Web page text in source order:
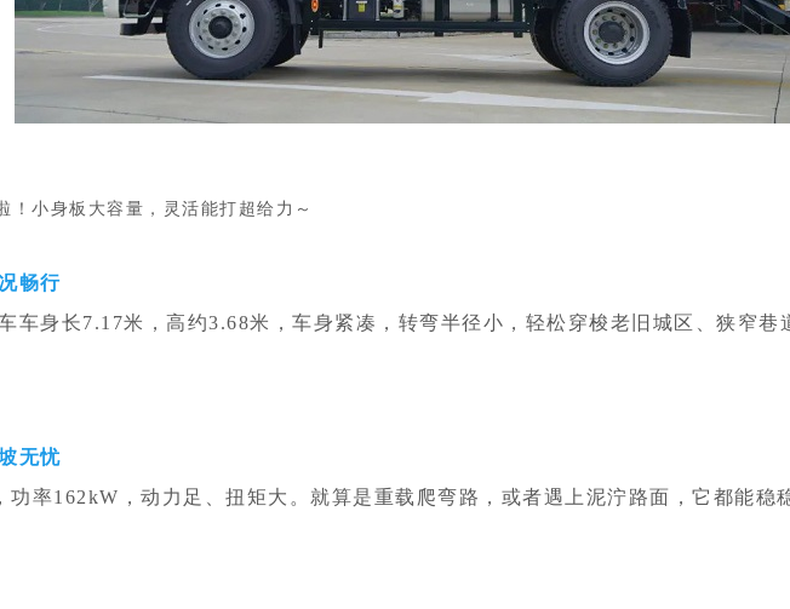
！小身板大容量，灵活能打超给力 ～
畅行
车身长7.17米，高约3.68米，车身紧凑，转弯半径小，轻松穿梭老旧城区、狭窄巷
无忧
功率162kW，动力足、扭矩大。就算是重载爬弯路，或者遇上泥泞路面，它都能稳